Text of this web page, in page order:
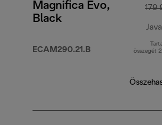
Magnifica Evo,
Black
ECAM290.21.B
179
összegét